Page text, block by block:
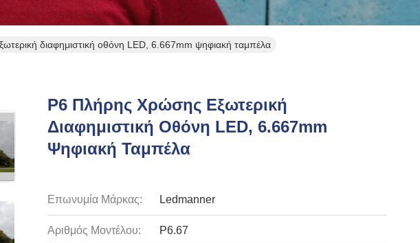
διαφημιστική οθόνη LED, 6.667mm ψηφιακή ταμπέλα
P6 Πλήρης Χρώσης Εξωτερική
Διαφημιστική Οθόνη LED, 6.667mm
Ψηφιακή Ταμπέλα
Επωνυμία Μάρκας: Ledmanner
Αριθμός Μοντέλου: P6.67